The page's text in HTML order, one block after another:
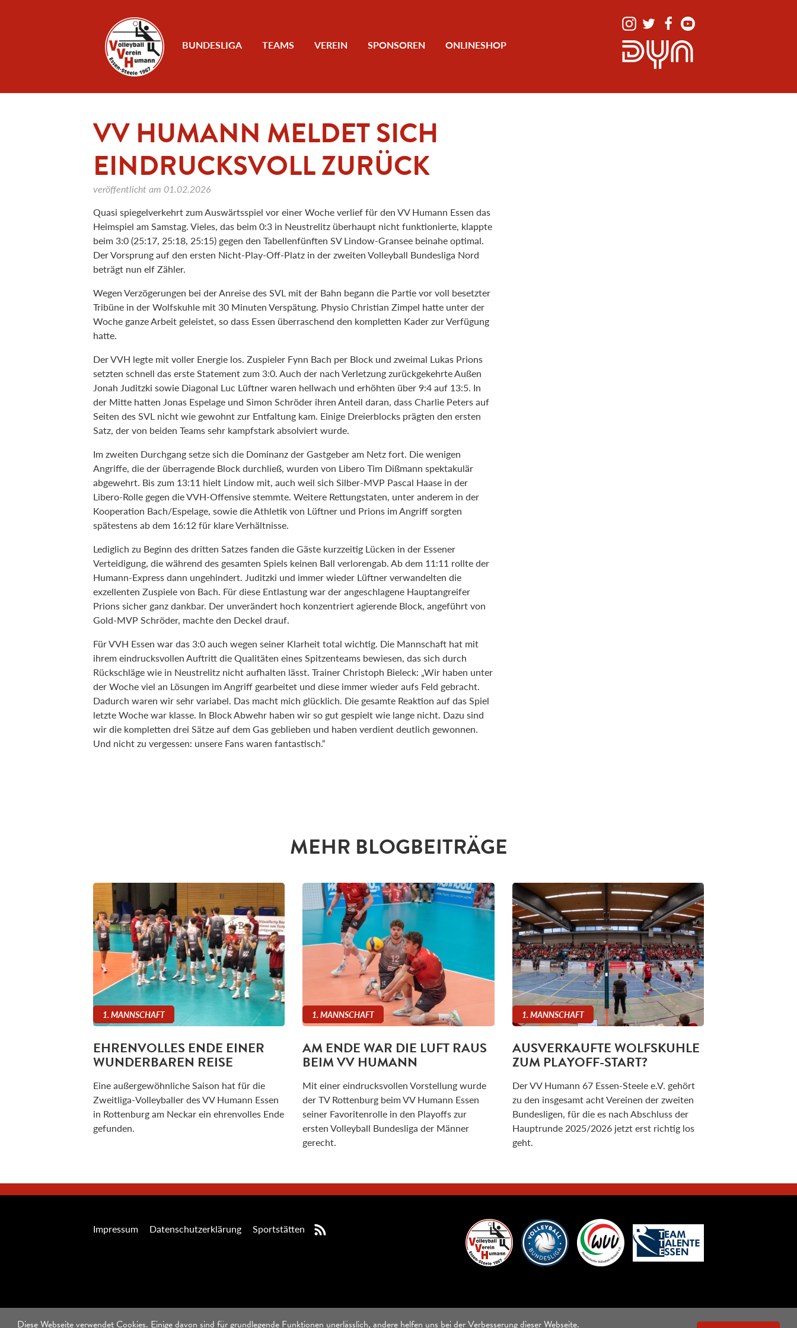
Diese Webseite verwendet Cookies. Einige davon sind für grundlegende Funktionen unerlässlich, andere helfen uns bei der Verbesserung dieser Webseite.
BUNDESLIGA TEAMS VEREIN SPONSOREN ONLINESHOP
VV HUMANN MELDET SICH
EINDRUCKSVOLL ZURÜCK
veröffentlicht am 01.02.2026
Quasi spiegelverkehrt zum Auswärtsspiel vor einer Woche verlief für den VV Humann Essen das
Heimspiel am Samstag. Vieles, das beim 0:3 in Neustrelitz überhaupt nicht funktionierte, klappte
beim 3:0 (25:17, 25:18, 25:15) gegen den Tabellenfünften SV Lindow-Gransee beinahe optimal.
Der Vorsprung auf den ersten Nicht-Play-Off-Platz in der zweiten Volleyball Bundesliga Nord
beträgt nun elf Zähler.
Wegen Verzögerungen bei der Anreise des SVL mit der Bahn begann die Partie vor voll besetzter
Tribüne in der Wolfskuhle mit 30 Minuten Verspätung. Physio Christian Zimpel hatte unter der
Woche ganze Arbeit geleistet, so dass Essen überraschend den kompletten Kader zur Verfügung
hatte.
Der VVH legte mit voller Energie los. Zuspieler Fynn Bach per Block und zweimal Lukas Prions
setzten schnell das erste Statement zum 3:0. Auch der nach Verletzung zurückgekehrte Außen
Jonah Juditzki sowie Diagonal Luc Lüftner waren hellwach und erhöhten über 9:4 auf 13:5. In
der Mitte hatten Jonas Espelage und Simon Schröder ihren Anteil daran, dass Charlie Peters auf
Seiten des SVL nicht wie gewohnt zur Entfaltung kam. Einige Dreierblocks prägten den ersten
Satz, der von beiden Teams sehr kampfstark absolviert wurde.
Im zweiten Durchgang setze sich die Dominanz der Gastgeber am Netz fort. Die wenigen
Angriffe, die der überragende Block durchließ, wurden von Libero Tim Dißmann spektakulär
abgewehrt. Bis zum 13:11 hielt Lindow mit, auch weil sich Silber-MVP Pascal Haase in der
Libero-Rolle gegen die VVH-Offensive stemmte. Weitere Rettungstaten, unter anderem in der
Kooperation Bach/Espelage, sowie die Athletik von Lüftner und Prions im Angriff sorgten
spätestens ab dem 16:12 für klare Verhältnisse.
Lediglich zu Beginn des dritten Satzes fanden die Gäste kurzzeitig Lücken in der Essener
Verteidigung, die während des gesamten Spiels keinen Ball verlorengab. Ab dem 11:11 rollte der
Humann-Express dann ungehindert. Juditzki und immer wieder Lüftner verwandelten die
exzellenten Zuspiele von Bach. Für diese Entlastung war der angeschlagene Hauptangreifer
Prions sicher ganz dankbar. Der unverändert hoch konzentriert agierende Block, angeführt von
Gold-MVP Schröder, machte den Deckel drauf.
Für VVH Essen war das 3:0 auch wegen seiner Klarheit total wichtig. Die Mannschaft hat mit
ihrem eindrucksvollen Auftritt die Qualitäten eines Spitzenteams bewiesen, das sich durch
Rückschläge wie in Neustrelitz nicht aufhalten lässt. Trainer Christoph Bieleck: „Wir haben unter
der Woche viel an Lösungen im Angriff gearbeitet und diese immer wieder aufs Feld gebracht.
Dadurch waren wir sehr variabel. Das macht mich glücklich. Die gesamte Reaktion auf das Spiel
letzte Woche war klasse. In Block Abwehr haben wir so gut gespielt wie lange nicht. Dazu sind
wir die kompletten drei Sätze auf dem Gas geblieben und haben verdient deutlich gewonnen.
Und nicht zu vergessen: unsere Fans waren fantastisch.“
MEHR BLOGBEITRÄGE
1. MANNSCHAFT
EHRENVOLLES ENDE EINER
WUNDERBAREN REISE
Eine außergewöhnliche Saison hat für die
Zweitliga-Volleyballer des VV Humann Essen
in Rottenburg am Neckar ein ehrenvolles Ende
gefunden.
1. MANNSCHAFT
AM ENDE WAR DIE LUFT RAUS
BEIM VV HUMANN
Mit einer eindrucksvollen Vorstellung wurde
der TV Rottenburg beim VV Humann Essen
seiner Favoritenrolle in den Playoffs zur
ersten Volleyball Bundesliga der Männer
gerecht.
1. MANNSCHAFT
AUSVERKAUFTE WOLFSKUHLE
ZUM PLAYOFF-START?
Der VV Humann 67 Essen-Steele e.V. gehört
zu den insgesamt acht Vereinen der zweiten
Bundesligen, für die es nach Abschluss der
Hauptrunde 2025/2026 jetzt erst richtig los
geht.
Impressum Datenschutzerklärung Sportstätten